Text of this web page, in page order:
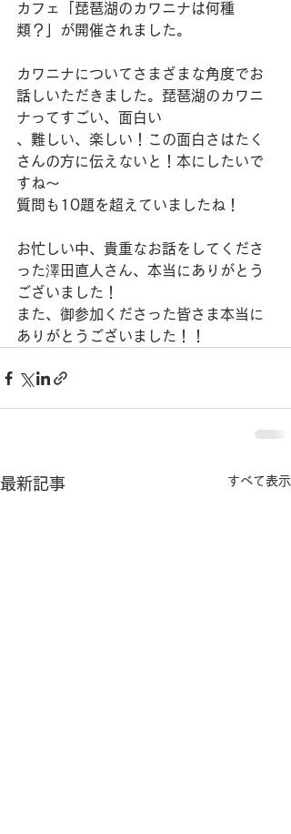
カフェ「琵琶湖のカワニナは何種
類？」が開催されました。
カワニナについてさまざまな角度でお
話しいただきました。琵琶湖のカワニ
ナってすごい、面白い
、難しい、楽しい！この面白さはたく
さんの方に伝えないと！本にしたいで
すね〜
質問も10題を超えていましたね！
お忙しい中、貴重なお話をしてくださ
った澤田直人さん、本当にありがとう
ございました！
また、御参加くださった皆さま本当に
ありがとうございました！！
最新記事 すべて表示